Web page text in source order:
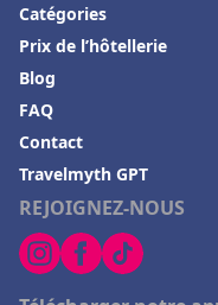
REJOIGNEZ-NOUS
Catégories
Prix de l’hôtellerie
Blog
FAQ
Contact
Travelmyth GPT